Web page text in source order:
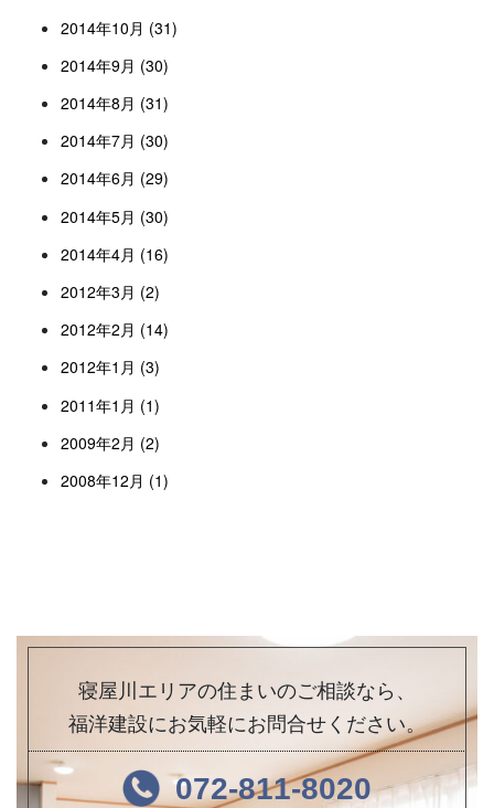
2014年10月 (31)
2014年9月 (30)
2014年8月 (31)
2014年7月 (30)
2014年6月 (29)
2014年5月 (30)
2014年4月 (16)
2012年3月 (2)
2012年2月 (14)
2012年1月 (3)
2011年1月 (1)
2009年2月 (2)
2008年12月 (1)
寝屋川エリアの住まいのご相談なら、
福洋建設にお気軽にお問合せください。
072-811-8020